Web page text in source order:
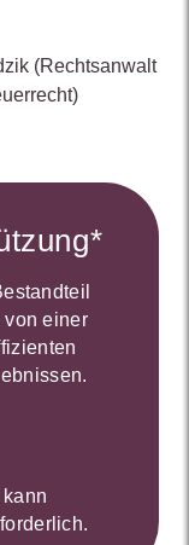
(Rechtsanwalt
von einer